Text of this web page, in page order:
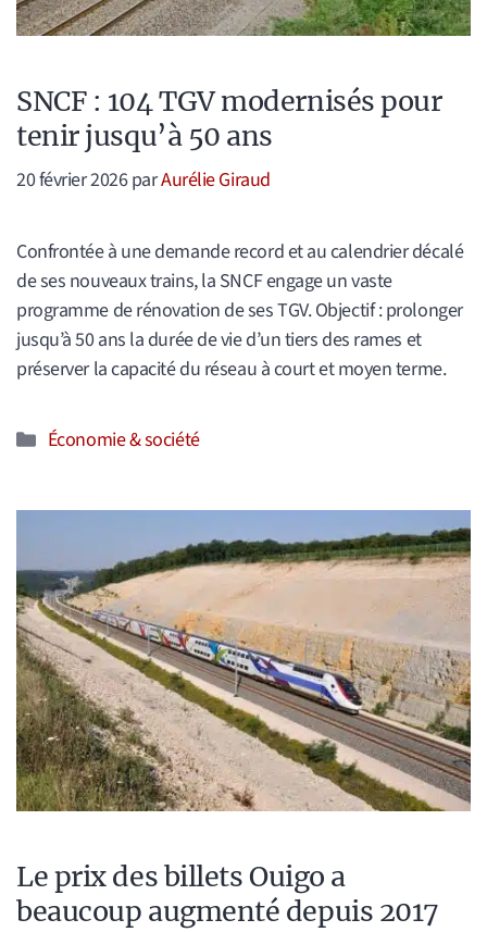
SNCF : 104 TGV modernisés pour
tenir jusqu’à 50 ans
20 février 2026parAurélie Giraud
Confrontée à une demande record et au calendrier décalé
de ses nouveaux trains, la SNCF engage un vaste
programme de rénovation de ses TGV. Objectif : prolonger
jusqu’à 50 ans la durée de vie d’un tiers des rames et
préserver la capacité du réseau à court et moyen terme.
Catégories
Économie & société
Le prix des billets Ouigo a
beaucoup augmenté depuis 2017